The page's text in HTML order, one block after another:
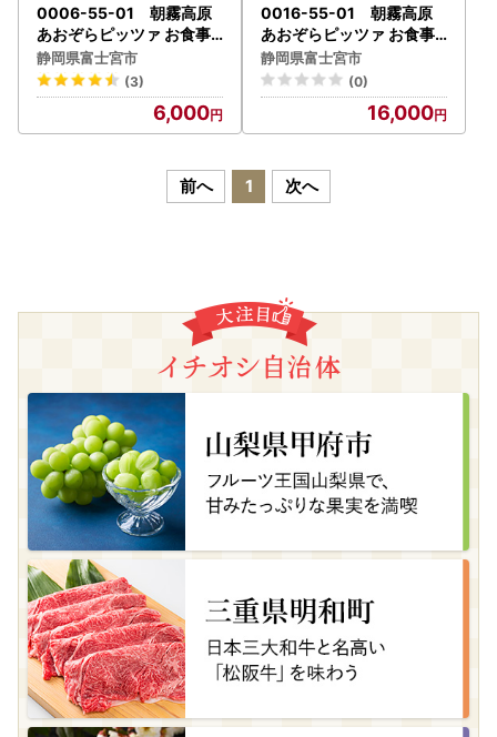
0006-55-01 朝霧高原
あおぞらピッツァ お食事
券 [お好きなピッツァ1枚]
静岡県富士宮市
(3)
6,000
0016-55-01 朝霧高原
あおぞらピッツァ お食事
券 [お好きなピッツァ3枚]
静岡県富士宮市
(0)
16,000
前へ 1 次へ